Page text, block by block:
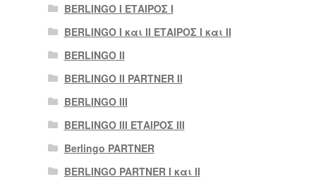
BERLINGO I ΕΤΑΙΡΟΣ Ι
BERLINGO I και II ΕΤΑΙΡΟΣ I και II
BERLINGO II
BERLINGO II PARTNER II
BERLINGO III
BERLINGO III ΕΤΑΙΡΟΣ III
Berlingo PARTNER
BERLINGO PARTNER I και II